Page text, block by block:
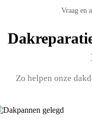
Vraag en
Zo helpen onze